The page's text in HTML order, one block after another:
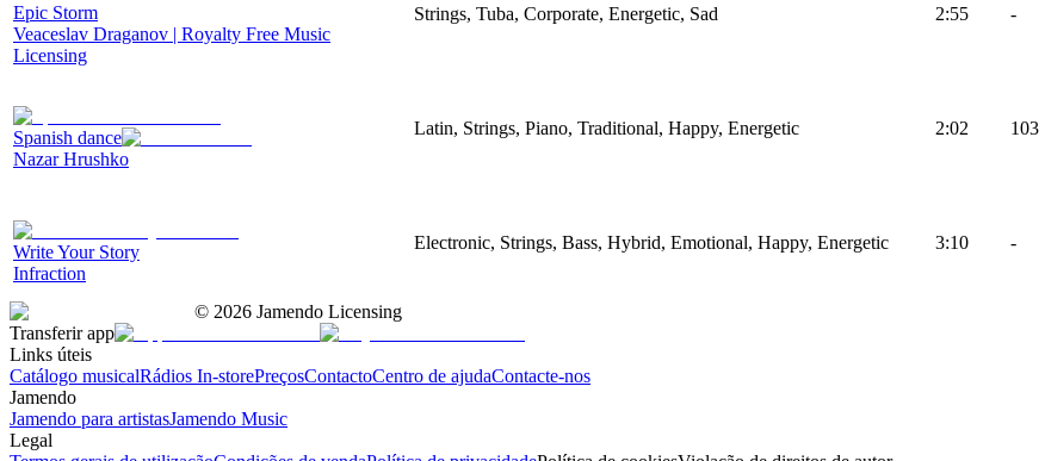
Epic Storm
Veaceslav Draganov | Royalty Free Music
Licensing
Strings, Tuba, Corporate, Energetic, Sad 2:55 -
Spanish dance
Nazar Hrushko
Latin, Strings, Piano, Traditional, Happy, Energetic 2:02 103
Write Your Story
Infraction
Electronic, Strings, Bass, Hybrid, Emotional, Happy, Energetic 3:10 -
© 2026 Jamendo Licensing
Transferir app
Links úteis
Catálogo musicalRádios In-storePreçosContactoCentro de ajudaContacte-nos
Jamendo
Jamendo para artistasJamendo Music
Legal